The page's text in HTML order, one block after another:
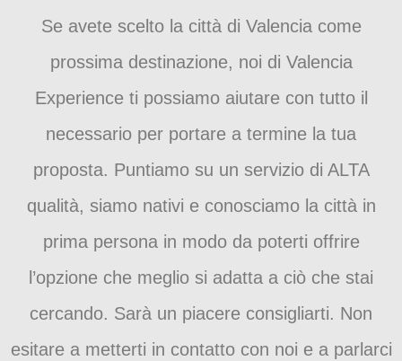
Se avete scelto la città di Valencia come
prossima destinazione, noi di Valencia
Experience ti possiamo aiutare con tutto il
necessario per portare a termine la tua
proposta. Puntiamo su un servizio di ALTA
qualità, siamo nativi e conosciamo la città in
prima persona in modo da poterti offrire
l’opzione che meglio si adatta a ciò che stai
cercando. Sarà un piacere consigliarti. Non
esitare a metterti in contatto con noi e a parlarci